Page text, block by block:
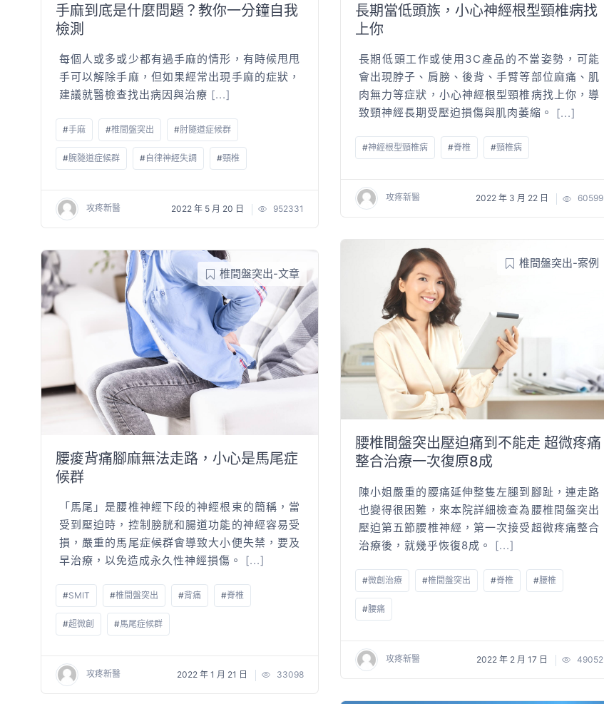
手麻到底是什麼問題？教你一分鐘自我
檢測
每個人或多或少都有過手麻的情形，有時候甩甩
手可以解除手麻，但如果經常出現手麻的症狀，
建議就醫檢查找出病因與治療 [...]
#手麻 #椎間盤突出 #肘隧道症候群
#腕隧道症候群 #自律神經失調 #頸椎
攻疼新醫 2022 年 5 月 20 日 952331
長期當低頭族，小心神經根型頸椎病找
上你
長期低頭工作或使用3C產品的不當姿勢，可能
會出現脖子、肩膀、後背、手臂等部位麻痛、肌
肉無力等症狀，小心神經根型頸椎病找上你，導
致頸神經長期受壓迫損傷與肌肉萎縮。 [...]
#神經根型頸椎病 #脊椎 #頸椎病
攻疼新醫 2022 年 3 月 22 日 60599
椎間盤突出-案例
腰椎間盤突出壓迫痛到不能走 超微疼痛
整合治療一次復原8成
陳小姐嚴重的腰痛延伸整隻左腿到腳趾，連走路
也變得很困難，來本院詳細檢查為腰椎間盤突出
壓迫第五節腰椎神經，第一次接受超微疼痛整合
治療後，就幾乎恢復8成。 [...]
#微創治療 #椎間盤突出 #脊椎 #腰椎
#腰痛
攻疼新醫 2022 年 2 月 17 日 49052
椎間盤突出-文章
腰痠背痛腳麻無法走路，小心是馬尾症
候群
「馬尾」是腰椎神經下段的神經根束的簡稱，當
受到壓迫時，控制膀胱和腸道功能的神經容易受
損，嚴重的馬尾症候群會導致大小便失禁，要及
早治療，以免造成永久性神經損傷。
[...]
#SMIT #椎間盤突出 #背痛 #脊椎
#超微創 #馬尾症候群
攻疼新醫 2022 年 1 月 21 日 33098